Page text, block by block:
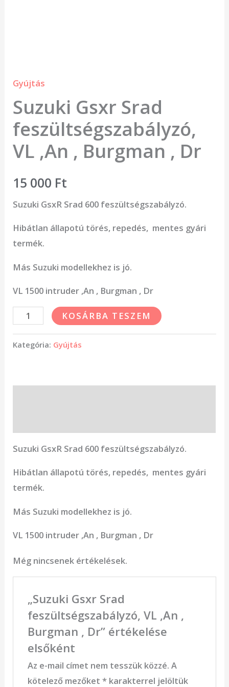
Gyújtás
Suzuki Gsxr Srad
feszültségszabályzó,
VL ,An , Burgman , Dr
15 000 Ft
Suzuki GsxR Srad 600 feszültségszabályzó.
Hibátlan állapotú törés, repedés, mentes gyári
termék.
Más Suzuki modellekhez is jó.
VL 1500 intruder ,An , Burgman , Dr
KOSÁRBA TESZEM
Kategória: Gyújtás
Suzuki GsxR Srad 600 feszültségszabályzó.
Hibátlan állapotú törés, repedés, mentes gyári
termék.
Más Suzuki modellekhez is jó.
VL 1500 intruder ,An , Burgman , Dr
Még nincsenek értékelések.
„Suzuki Gsxr Srad
feszültségszabályzó, VL ,An ,
Burgman , Dr” értékelése
elsőként
Az e-mail címet nem tesszük közzé. A
kötelező mezőket *karakterrel jelöltük